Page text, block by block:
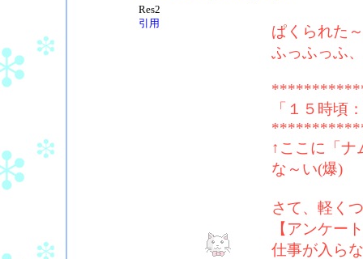
Res2
引用
ぱくられた
ふっふっふ
「１５時頃
↑ここに「ナ
な～い(爆)
さて、軽く
【アンケー
仕事が入ら